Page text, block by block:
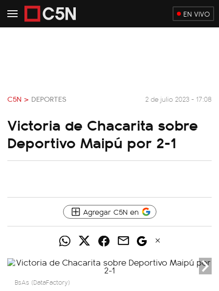
EN VIVO
C5N > DEPORTES 2 de julio 2023 - 17:08
Victoria de Chacarita sobre
Deportivo Maipú por 2-1
Agregar C5N en
BsAs (DataFactory)